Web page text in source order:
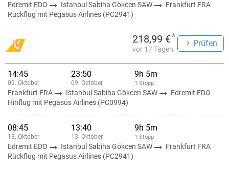
Edremit EDO Istanbul Sabiha Gökcen SAW
Frankfurt FRA
Rückflug mit Pegasus Airlines (PC2941)
218,99 €*
vor 17 Tagen
Prüfen
14:45
09. Oktober
23:50
09. Oktober
9h 5m
1 Stopp
Frankfurt FRA Istanbul Sabiha Gökcen SAW
Edremit EDO
Hinflug mit Pegasus Airlines (PC0994)
08:45
13. Oktober
13:40
13. Oktober
9h 5m
1 Stopp
Edremit EDO Istanbul Sabiha Gökcen SAW
Frankfurt FRA
Rückflug mit Pegasus Airlines (PC2941)